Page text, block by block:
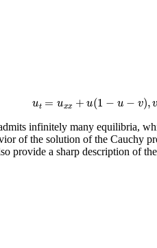
u u xx+ − v) vt
infinitely many equilibria,
of the solution of the Cauchy
provide a sharp description of